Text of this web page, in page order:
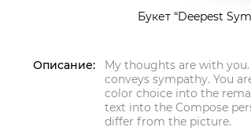
Букет “Deepest
Описание:
My thoughts are with
conveys sympathy. You
color choice into the
text into the Compose
differ from the picture.